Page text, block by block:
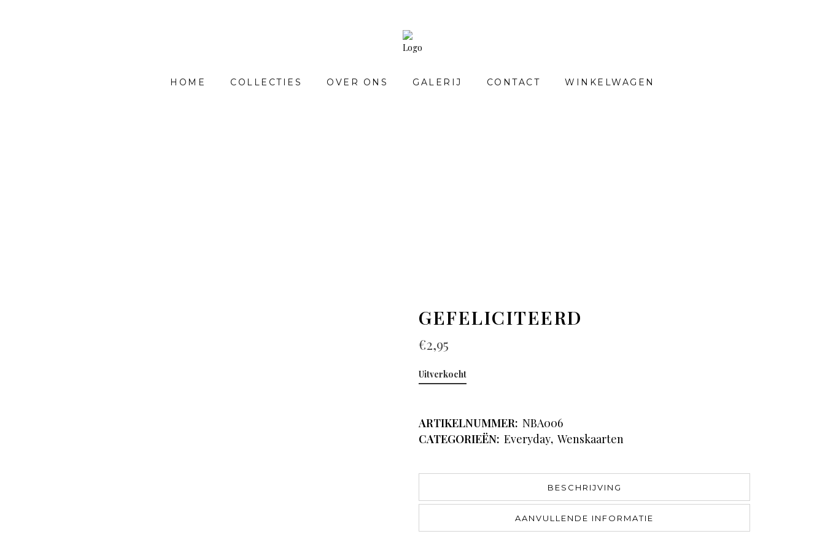
HOME COLLECTIES OVER ONS GALERIJ CONTACT WINKELWAGEN
GEFELICITEERD
€2,95
Uitverkocht
ARTIKELNUMMER: NBA006
CATEGORIEËN: Everyday, Wenskaarten
BESCHRIJVING
AANVULLENDE INFORMATIE